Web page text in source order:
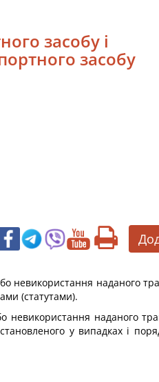
засобу і
засобу
невикористання наданого
(статутами).
невикористання наданого
у випадках і